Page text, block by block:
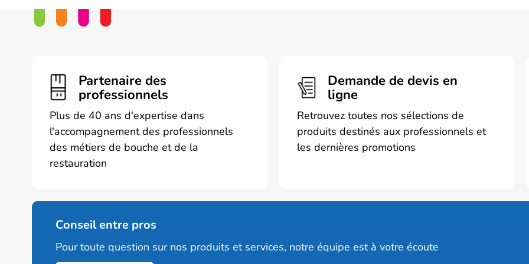
Partenaire des
professionnels
Plus de 40 ans d'expertise dans
l'accompagnement des professionnels
des métiers de bouche et de la
restauration
Demande de devis en
ligne
Retrouvez toutes nos sélections de
produits destinés aux professionnels et
les dernières promotions
Conseil entre pros
Pour toute question sur nos produits et services, notre équipe est à votre écoute